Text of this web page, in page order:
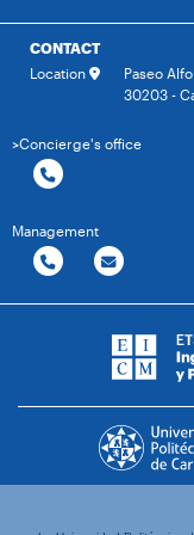
CONTACT
Location
Paseo
30203 -
>Concierge's office
Management